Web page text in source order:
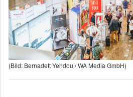
(Bild: Bernadett Yehdou / WA Media GmbH)